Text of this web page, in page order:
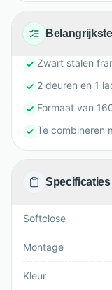
Zwart stalen
2 deuren en 1
Formaat van
Te combineren
Specificaties
Softclose
Montage
Kleur